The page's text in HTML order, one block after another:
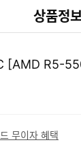
상품정
[AMD R5-
무이자 혜택